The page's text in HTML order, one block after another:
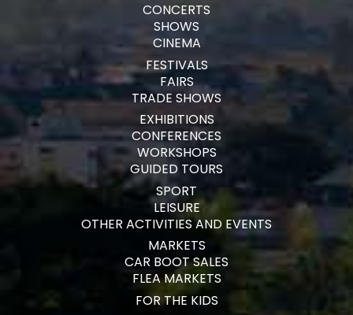
CONCERTS
SHOWS
CINEMA
FESTIVALS
FAIRS
TRADE SHOWS
EXHIBITIONS
CONFERENCES
WORKSHOPS
GUIDED TOURS
SPORT
LEISURE
OTHER ACTIVITIES AND EVENTS
MARKETS
CAR BOOT SALES
FLEA MARKETS
FOR THE KIDS